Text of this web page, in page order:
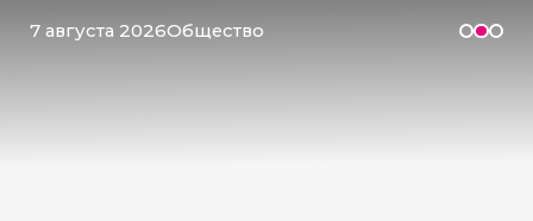
7 августа 2026Общество